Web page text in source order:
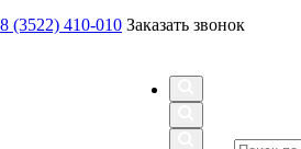
8 (3522) 410-010 Заказать звонок